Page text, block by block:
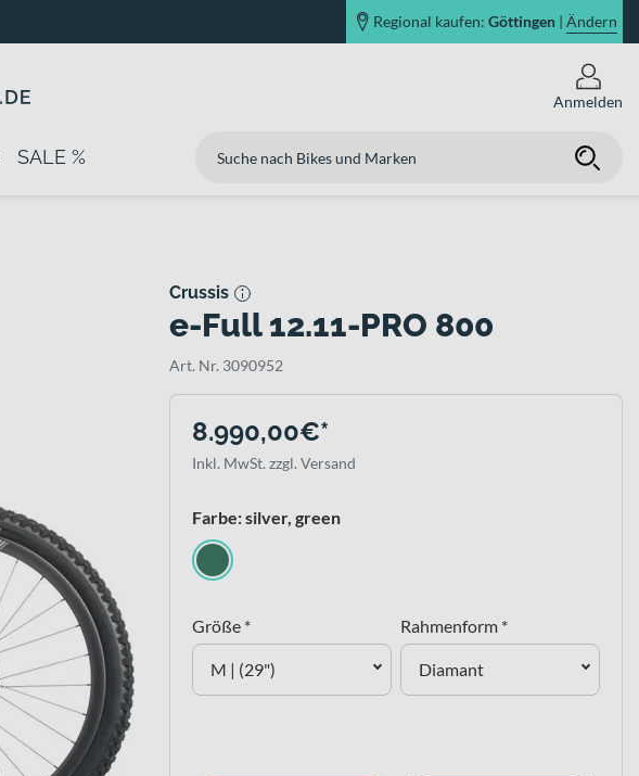
Regional kaufen: Göttingen | Ändern
Anmelden
SALE %
Crussis
e-Full 12.11-PRO 800
Art. Nr. 3090952
8.990,00€*
Inkl. MwSt. zzgl. Versand
Farbe: silver, green
Größe *
M | (29")
Rahmenform *
Diamant